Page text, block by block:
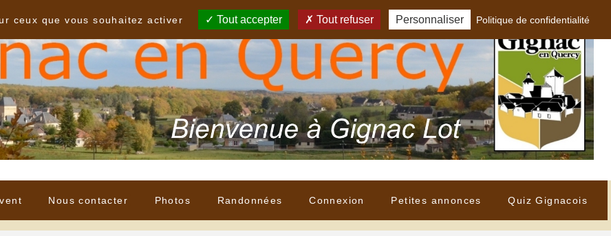
Nous contacter Photos Randonnées Connexion Petites annonces Quiz Gignacois
ceux que vous souhaitez activer
Tout accepter Tout refuser Personnaliser Politique de confidentialité